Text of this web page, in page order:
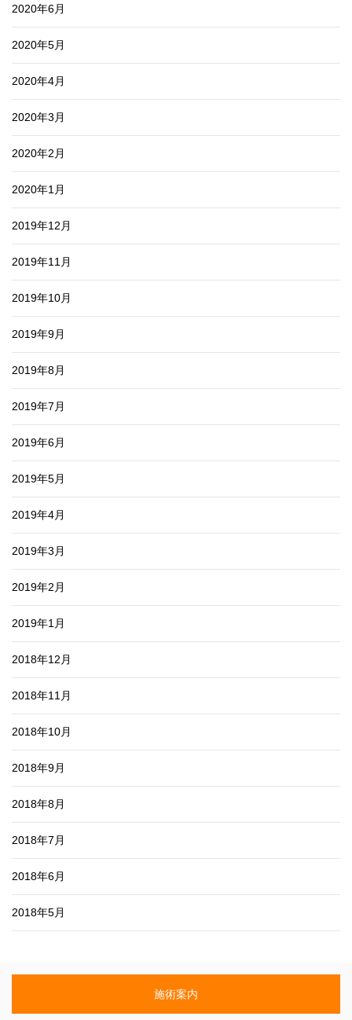
2020年6月
2020年5月
2020年4月
2020年3月
2020年2月
2020年1月
2019年12月
2019年11月
2019年10月
2019年9月
2019年8月
2019年7月
2019年6月
2019年5月
2019年4月
2019年3月
2019年2月
2019年1月
2018年12月
2018年11月
2018年10月
2018年9月
2018年8月
2018年7月
2018年6月
2018年5月
施術案内